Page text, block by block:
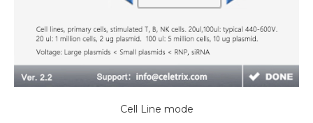
Cell Line mode